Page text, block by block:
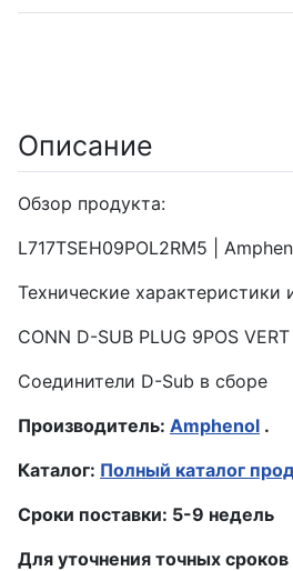
Описание
Обзор продукта:
L717TSEH09POL2RM5 |
Технические характеристики
CONN D-SUB PLUG 9POS
Соединители D-Sub в сборе
Производитель: Amphenol .
Каталог: Полный каталог
Сроки поставки: 5-9 недель
Для уточнения точных